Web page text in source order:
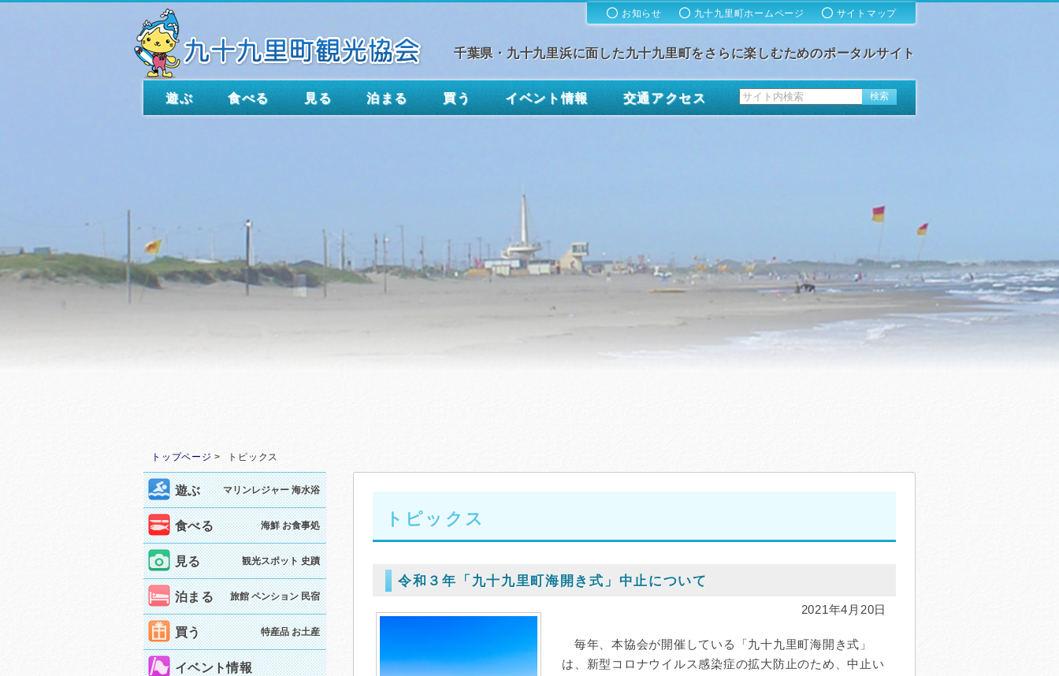
千葉県・九十九里浜に面した九十九里町をさらに楽しむためのポータルサイト
お知らせ 九十九里町ホームページ サイトマップ
遊ぶ 食べる 見る 泊まる 買う イベント情報 交通アクセス
トップページ トピックス
トピックス
令和３年「九十九里町海開き式」中止について
2021年4月20日
毎年、本協会が開催している「九十九里町海開き式」
は、新型コロナウイルス感染症の拡大防止のため、中止い
遊ぶ マリンレジャー 海水浴
食べる 海鮮 お食事処
見る 観光スポット 史蹟
泊まる 旅館 ペンション 民宿
買う 特産品 お土産
イベント情報